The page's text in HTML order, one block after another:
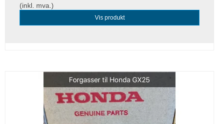
(inkl. mva.)
Vis produkt